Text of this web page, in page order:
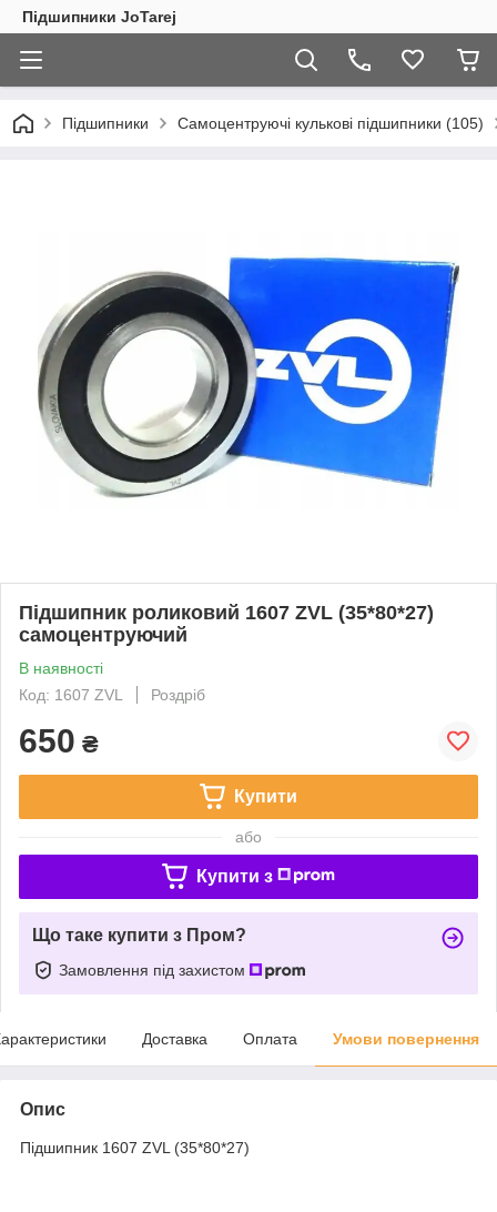
Підшипники JoTarej
Підшипники Самоцентруючі кулькові підшипники (105)
Підшипник роликовий 1607 ZVL (35*80*27)
самоцентруючий
В наявності
Код: 1607 ZVL
Роздріб
650 ₴
Купити
або
Купити з
Що таке купити з Пром?
Замовлення під захистом
Доставка Оплата Умови повернення
Опис
Підшипник 1607 ZVL (35*80*27)